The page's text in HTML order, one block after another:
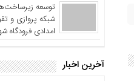
توسعه
شبکه پروازی و
امدادی فرودگاه
آخرین اخبار